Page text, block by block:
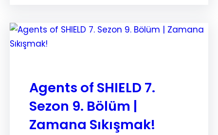
Agents of SHIELD 7.
Sezon 9. Bölüm |
Zamana Sıkışmak!